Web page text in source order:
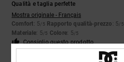
Qualità e taglia perfette
Mostra originale - Français
Comfort: 5/5 Rapporto qualità-prezzo : 5/5
Materiale: 5/5 Colore: 5/5
Consiglio questo prodotto